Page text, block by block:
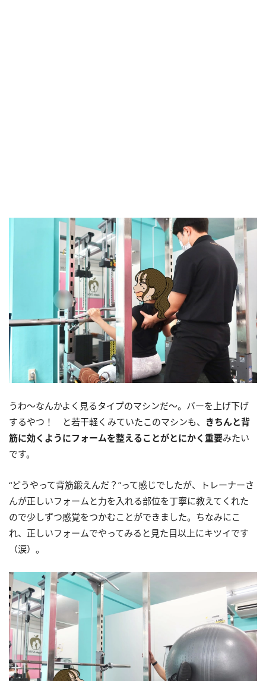
うわ～なんかよく見るタイプのマシンだ～。バーを上げ下げ
するやつ！ と若干軽くみていたこのマシンも、 きちんと背
筋に効くようにフォームを整えることがとにかく重要みたい
です。
“どうやって背筋鍛えんだ？”って感じでしたが、トレーナーさ
んが正しいフォームと力を入れる部位を丁寧に教えてくれた
ので少しずつ感覚をつかむことができました。ちなみにこ
れ、正しいフォームでやってみると見た目以上にキツイです
（涙）。